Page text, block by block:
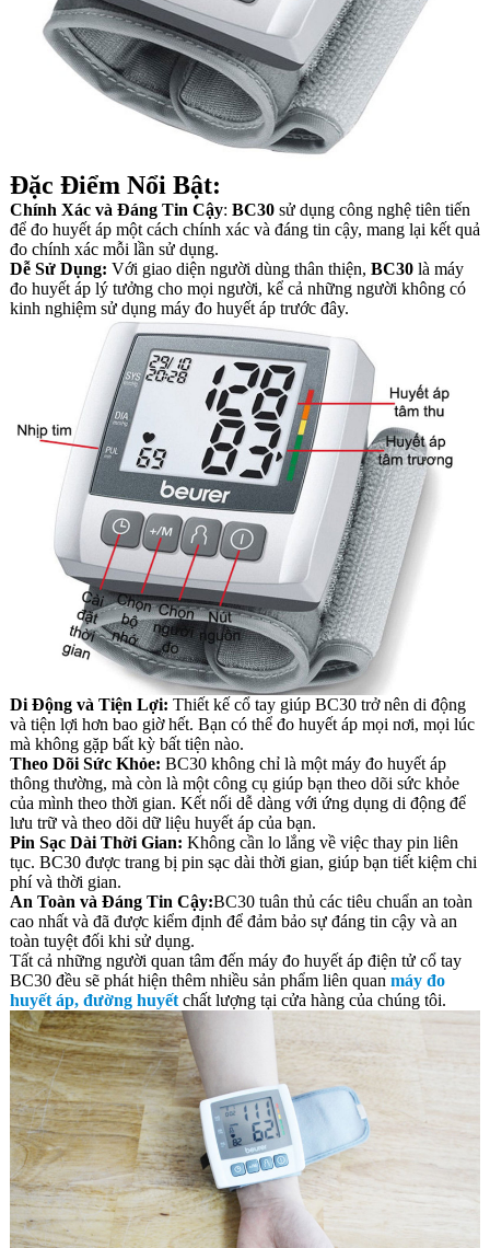
Đặc Điểm Nổi Bật:
Chính Xác và Đáng Tin Cậy: BC30sử dụng công nghệ tiên tiến
để đo huyết áp một cách chính xác và đáng tin cậy, mang lại kết quả
đo chính xác mỗi lần sử dụng.
Dễ Sử Dụng: Với giao diện người dùng thân thiện, BC30là máy
đo huyết áp lý tưởng cho mọi người, kể cả những người không có
kinh nghiệm sử dụng máy đo huyết áp trước đây.
Di Động và Tiện Lợi: Thiết kế cổ tay giúp BC30 trở nên di động
và tiện lợi hơn bao giờ hết. Bạn có thể đo huyết áp mọi nơi, mọi lúc
mà không gặp bất kỳ bất tiện nào.
Theo Dõi Sức Khỏe: BC30 không chỉ là một máy đo huyết áp
thông thường, mà còn là một công cụ giúp bạn theo dõi sức khỏe
của mình theo thời gian. Kết nối dễ dàng với ứng dụng di động để
lưu trữ và theo dõi dữ liệu huyết áp của bạn.
Pin Sạc Dài Thời Gian: Không cần lo lắng về việc thay pin liên
tục. BC30 được trang bị pin sạc dài thời gian, giúp bạn tiết kiệm chi
phí và thời gian.
An Toàn và Đáng Tin Cậy:BC30 tuân thủ các tiêu chuẩn an toàn
cao nhất và đã được kiểm định để đảm bảo sự đáng tin cậy và an
toàn tuyệt đối khi sử dụng.
Tất cả những người quan tâm đến máy đo huyết áp điện tử cổ tay
BC30 đều sẽ phát hiện thêm nhiều sản phẩm liên quan máy đo
huyết áp, đường huyết chất lượng tại cửa hàng của chúng tôi.